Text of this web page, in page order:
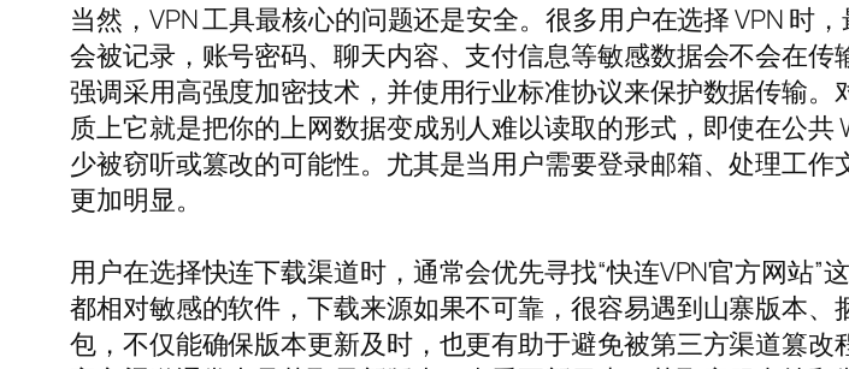
当然，VPN 工具最核心的问题还是安全。很多用户在选择 VPN 时
会被记录，账号密码、聊天内容、支付信息等敏感数据会不会在
强调采用高强度加密技术，并使用行业标准协议来保护数据传输。
质上它就是把你的上网数据变成别人难以读取的形式，即使在公
少被窃听或篡改的可能性。尤其是当用户需要登录邮箱、处理工
更加明显。
用户在选择快连下载渠道时，通常会优先寻找“快连VPN官方网站
都相对敏感的软件，下载来源如果不可靠，很容易遇到山寨版本
包，不仅能确保版本更新及时，也更有助于避免被第三方渠道篡